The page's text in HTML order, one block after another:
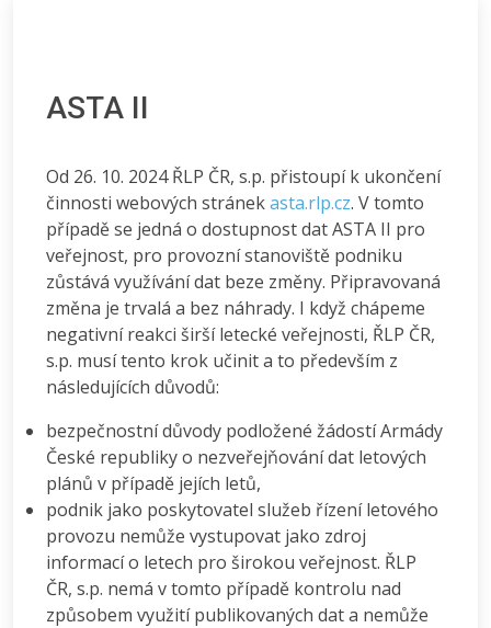
ASTA II
Od 26. 10. 2024 ŘLP ČR, s.p. přistoupí k ukončení
činnosti webových stránekasta.rlp.cz. V tomto
případě se jedná o dostupnost dat ASTA II pro
veřejnost, pro provozní stanoviště podniku
zůstává využívání dat beze změny. Připravovaná
změna je trvalá a bez náhrady. I když chápeme
negativní reakci širší letecké veřejnosti, ŘLP ČR,
s.p. musí tento krok učinit a to především z
následujících důvodů:
bezpečnostní důvody podložené žádostí Armády
České republiky o nezveřejňování dat letových
plánů v případě jejích letů,
podnik jako poskytovatel služeb řízení letového
provozu nemůže vystupovat jako zdroj
informací o letech pro širokou veřejnost. ŘLP
ČR, s.p. nemá v tomto případě kontrolu nad
způsobem využití publikovaných dat a nemůže